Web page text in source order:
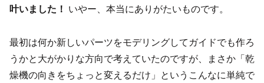
叶いました！ いやー、本当にありがたいものです。
最初は何か新しいパーツをモデリングしてガイドでも作ろ
うかと大がかりな方向で考えていたのですが、まさか「乾
燥機の向きをちょっと変えるだけ」というこんなに単純で